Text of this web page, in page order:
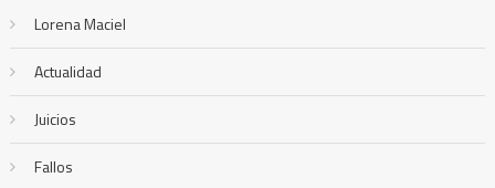
Lorena Maciel
Actualidad
Juicios
Fallos